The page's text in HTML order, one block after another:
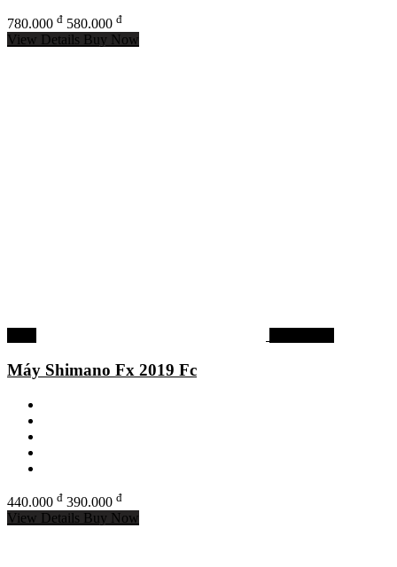
780.000 đ 580.000 đ
View Details Buy Now
Máy Shimano Fx 2019 Fc
440.000 đ 390.000 đ
View Details Buy Now